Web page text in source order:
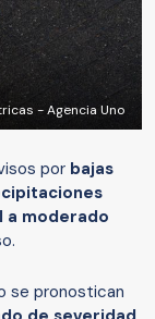
- Agencia Uno
por bajas
a moderado
se pronostican